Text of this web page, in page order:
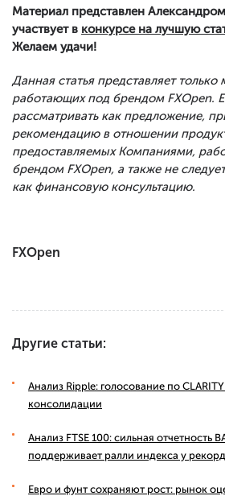
Материал представлен
участвует в конкурсе на лучшую
Желаем удачи!
Данная статья представляет
работающих под брендом FXOpen.
рассматривать как предложение,
рекомендацию в отношении
предоставляемых Компаниями,
брендом FXOpen, а также не
как финансовую консультацию.
FXOpen
Другие статьи:
Анализ Ripple: голосование по
консолидации
Анализ FTSE 100: сильная отчетность
поддерживает ралли индекса у
Евро и фунт сохраняют рост: рынок